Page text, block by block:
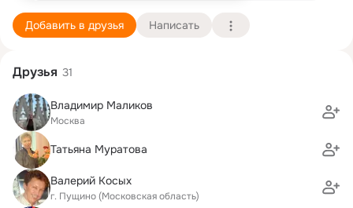
Добавить в друзья Написать
Друзья 31
Владимир Маликов
Москва
Татьяна Муратова
Валерий Косых
г. Пущино (Московская область)